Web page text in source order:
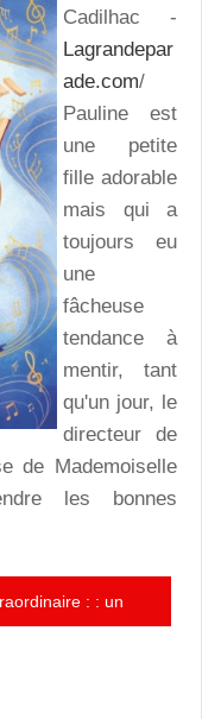
Cadilhac -
Lagrandepar
ade.com/
Pauline est
une petite
fille adorable
mais qui a
toujours eu
une
fâcheuse
tendance à
mentir, tant
qu'un jour, le
directeur de
de Mademoiselle
les bonnes
: : un